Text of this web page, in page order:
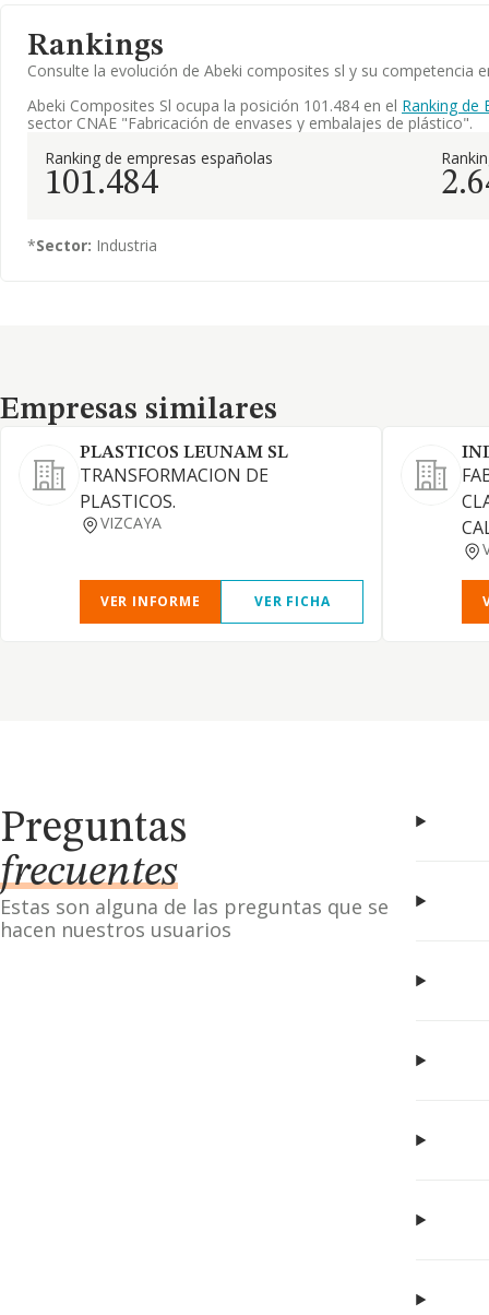
Rankings
Consulte la evolución de Abeki composites sl y su competencia
Abeki Composites Sl ocupa la posición 101.484 en el Ranking de
sector CNAE "Fabricación de envases y embalajes de plástico".
Ranking de empresas españolas
101.484
*Sector: Industria
Empresas similares
Empresas similares
PLASTICOS LEUNAM SL
TRANSFORMACION DE
PLASTICOS.
VIZCAYA
VER INFORME VER FICHA
Preguntas
frecuentes
Estas son alguna de las preguntas que se
hacen nuestros usuarios